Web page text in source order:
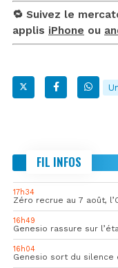
🔁 Suivez le
applis iPhone ou
FIL INFOS
17h34
16h49
Genesio rassure sur
16h04
Genesio sort du